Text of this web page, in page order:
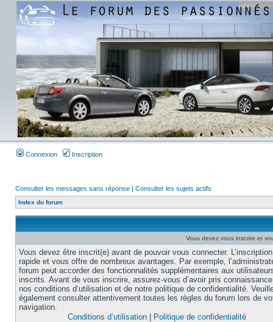
Connexion Inscription
Consulter les messages sans réponse | Consulter les sujets actifs
Index du forum
Vous devez vous inscrire et
Vous devez être inscrit(e) avant de pouvoir vous connecter.
rapide et vous offre de nombreux avantages. Par exemple,
forum peut accorder des fonctionnalités supplémentaires aux
inscrits. Avant de vous inscrire, assurez-vous d’avoir pris
nos conditions d’utilisation et de notre politique de confidentialité.
également consulter attentivement toutes les règles du forum lors de
navigation.
Conditions d’utilisation
Politique de confidentialité